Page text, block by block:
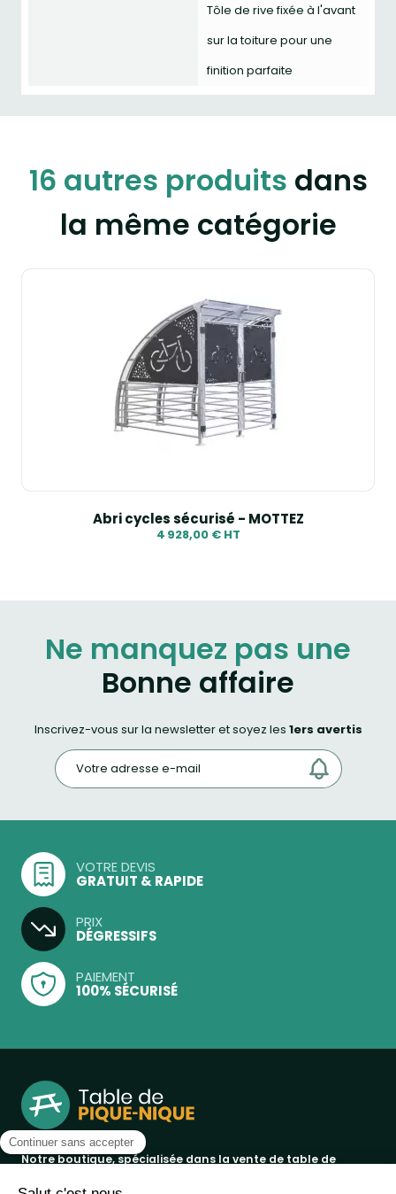
Tôle de rive fixée à l'avant
sur la toiture pour une
finition parfaite
16 autres produits dans
la même catégorie
Abri cycles sécurisé - MOTTEZ
4 928,00 € HT
Ne manquez pas une
Bonne affaire
Inscrivez-vous sur la newsletter et soyez les 1ers avertis
VOTRE DEVIS
GRATUIT & RAPIDE
PRIX
DÉGRESSIFS
PAIEMENT
100% SÉCURISÉ
Notre boutique, spécialisée dans la vente de table de